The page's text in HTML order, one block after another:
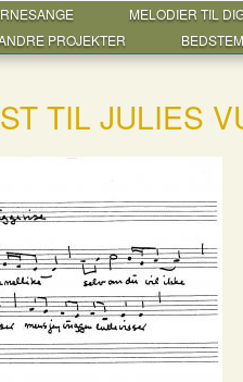
MELODIER TIL
PROJEKTER
TIL JULIES